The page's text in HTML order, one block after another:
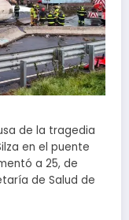
de la tragedia
en el puente
a 25, de
de Salud de